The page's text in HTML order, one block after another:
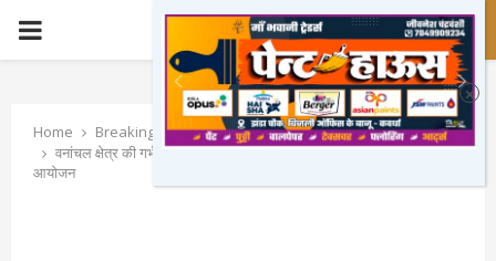
PRIMARY
Home
Breaking News
वनांचल क्षेत्र की गर्भवती माताओं के लिए विशेष स्वास्थ्य शिविर का किया गया
आयोजन